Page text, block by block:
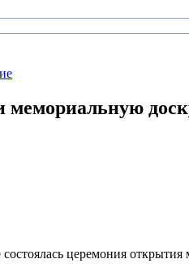
мемориальную
состоялась церемония